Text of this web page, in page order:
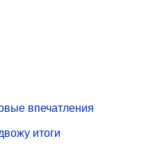
впечатления
итоги